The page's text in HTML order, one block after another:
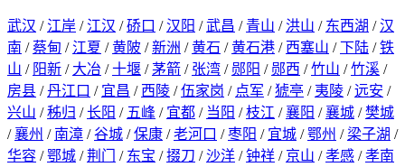
武汉 / 江岸 / 江汉 /硚口 /汉阳 /武昌 / 青山 / 洪山 / 东西湖 /汉
南 /蔡甸 / 江夏 /黄陂 /新洲 /黄石 /黄石港 / 西塞山 /下陆 /铁
山 / 阳新 / 大冶 /十堰 /茅箭 / 张湾 / 郧阳 / 郧西 /竹山 /竹溪 /
房县 /丹江口 / 宜昌 / 西陵 /伍家岗 / 点军 /猇亭 / 夷陵 /远安 /
兴山 /秭归 /长阳 / 五峰 / 宜都 / 当阳 /枝江 /襄阳 /襄城 /樊城
/襄州 / 南漳 /谷城 /保康 /老河口 /枣阳 / 宜城 /鄂州 / 梁子湖 /
华容 /鄂城 /荆门 / 东宝 /掇刀 /沙洋 /钟祥 / 京山 /孝感 /孝南